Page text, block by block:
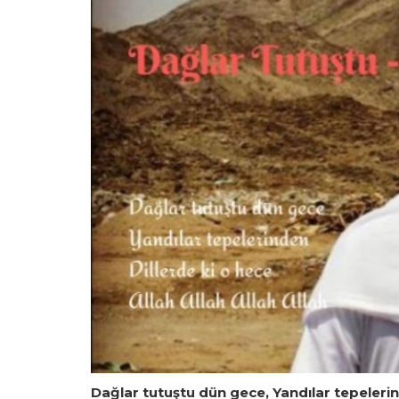
Dağlar tutuştu dün gece, Yandılar